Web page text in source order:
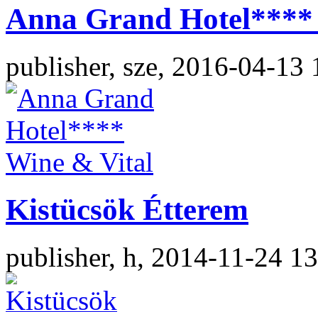
Anna Grand
publisher, sze, 2016-04-13
Kistücsök Étterem
publisher, h, 2014-11-24